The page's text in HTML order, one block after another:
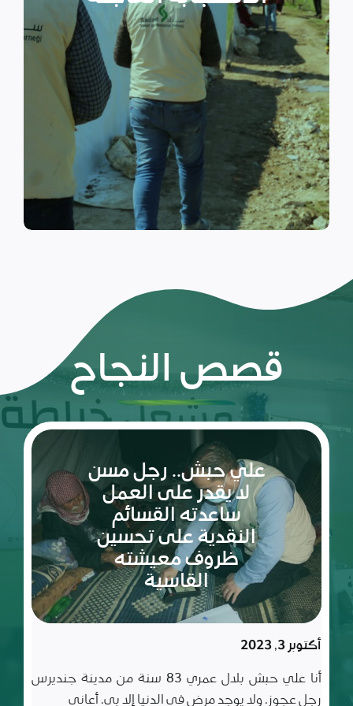
النزوح.
اقرأ المزيد
قصص النجاح
ريم:
شعلة
والإصرار
في عالم
مليء
بالتحديات
سبتمبر 10, 2023
ريم طفلة لم تكمل ربيعاها التاسع بعد، شعلة متوقدة
في العلم والأدب والأخلاق، تعيش مع أسرة تتألف من أب
وأم